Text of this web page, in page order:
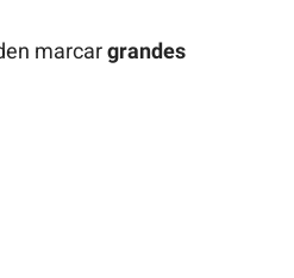
marcargrandes